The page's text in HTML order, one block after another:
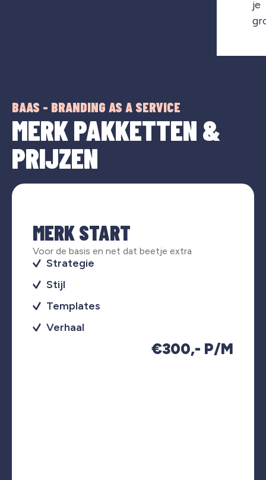
je
BAAS - BRANDING AS A SERVICE
MERK PAKKETTEN &
PRIJZEN
MERK START
Voor de basis en net dat beetje extra
Strategie
Stijl
Templates
Verhaal
€300,- P/M